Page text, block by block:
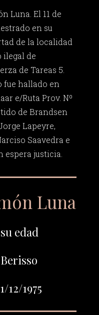
Luna. El 11 de
en su
de la localidad
ilegal de
de Tareas 5.
fue hallado en
e/Ruta Prov. Nº
de Brandsen
Lapeyre,
Saavedra e
espera justicia.
Luna
edad
12/1975